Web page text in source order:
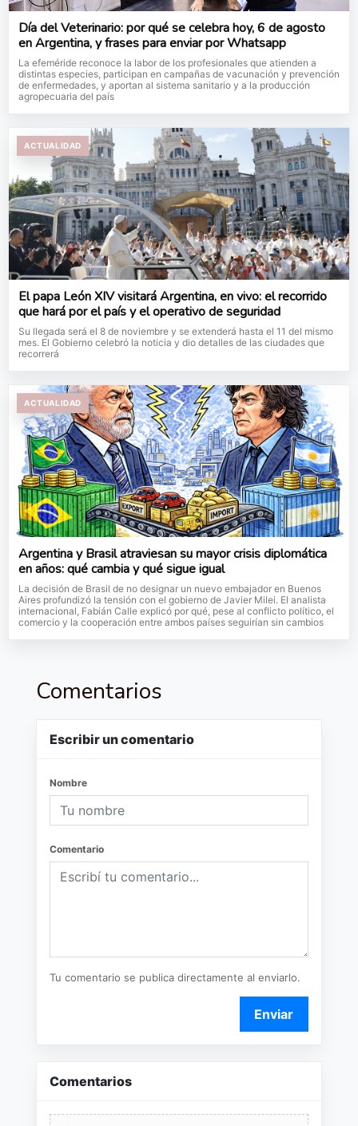
Día del Veterinario: por qué se celebra hoy, 6 de agosto
en Argentina, y frases para enviar por Whatsapp
La efeméride reconoce la labor de los profesionales que atienden a
distintas especies, participan en campañas de vacunación y prevención
de enfermedades, y aportan al sistema sanitario y a la producción
agropecuaria del país
ACTUALIDAD
El papa León XIV visitará Argentina, en vivo: el recorrido
que hará por el país y el operativo de seguridad
Su llegada será el 8 de noviembre y se extenderá hasta el 11 del mismo
mes. El Gobierno celebró la noticia y dio detalles de las ciudades que
recorrerá
ACTUALIDAD
Argentina y Brasil atraviesan su mayor crisis diplomática
en años: qué cambia y qué sigue igual
La decisión de Brasil de no designar un nuevo embajador en Buenos
Aires profundizó la tensión con el gobierno de Javier Milei. El analista
internacional, Fabián Calle explicó por qué, pese al conflicto político, el
comercio y la cooperación entre ambos países seguirían sin cambios
Comentarios
Escribir un comentario
Nombre
Comentario
Tu comentario se publica directamente al enviarlo.
Enviar
Comentarios